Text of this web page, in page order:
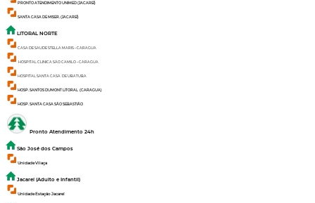
PRONTO ATENDIMENTO UNIMED (JACAREÍ)
SANTA CASA DE MISER. (JACAREÍ)
LITORAL NORTE
CASA DE SAUDE STELLA MARIS – CARAGUA
HOSPITAL CLINICA SÃO CAMILO – CARAGUA
HOSPITAL SANTA CASA DE UBATUBA
HOSP. SANTOS DUMONT LITORAL (CARAGUA)
HOSP. SANTA CASA SÃO SEBASTIÃO
Pronto Atendimento 24h
São José dos Campos
Unidade Vilaça
Jacareí (Adulto e Infantil)
Unidade Estação Jacareí